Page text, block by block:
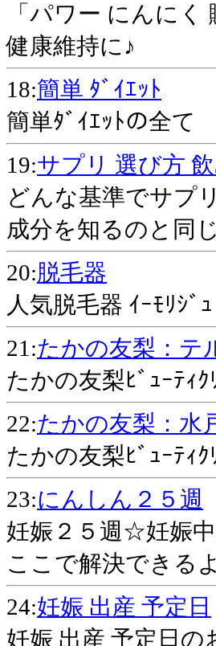
「パワー にんに
健康維持に♪
18:簡単 ﾀﾞｲｴｯﾄ
簡単ﾀﾞｲｴｯﾄの全て
19:サプリ 選び方
どんな基準でサプ
成分を知るのと同
20:脱毛器
人気脱毛器 ｲｰﾓﾘｼ
21:たかの友梨：テ
たかの友梨ﾋﾞｭｰﾃｨ
22:たかの友梨：水
たかの友梨ﾋﾞｭｰﾃｨ
23:にんしん２５週
妊娠２５週☆妊娠
ここで解決できる
24:妊娠 出産 予定日
妊娠 出産 予定日